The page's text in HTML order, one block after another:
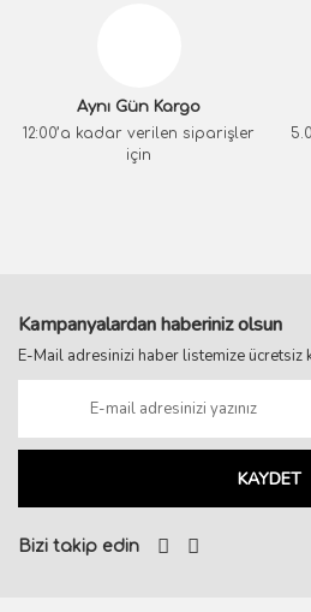
Aynı Gün Kargo
12:00’a kadar verilen siparişler
için
Kampanyalardan haberiniz olsun
E-Mail adresinizi haber listemize ücretsiz
KAYDET
Bizi takip edin